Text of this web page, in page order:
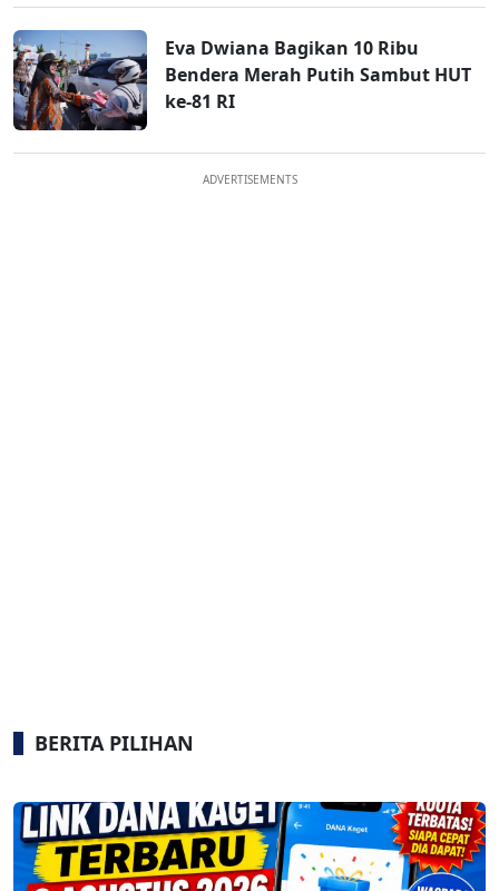
Eva Dwiana Bagikan 10 Ribu
Bendera Merah Putih Sambut HUT
ke-81 RI
ADVERTISEMENTS
BERITA PILIHAN